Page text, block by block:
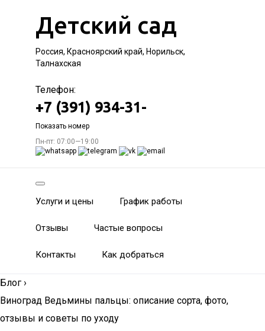
Детский сад
Россия, Красноярский край, Норильск,
Талнахская
Телефон:
+7 (391) 934-31-
Показать номер
Пн-пт: 07:00—19:00
Услуги и цены График работы
Отзывы Частые вопросы
Контакты Как добраться
Блог ›
Виноград Ведьмины пальцы: описание сорта, фото,
отзывы и советы по уходу